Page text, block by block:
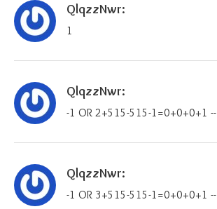
QlqzzNwr:
1
QlqzzNwr:
-1 OR 2+515-515-1=0+0+0+1 --
QlqzzNwr:
-1 OR 3+515-515-1=0+0+0+1 --